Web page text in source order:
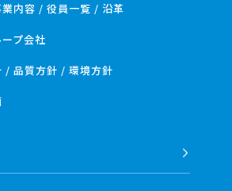
内容 / 役員一覧 / 沿革
プ会社
/ 品質方針 / 環境方針